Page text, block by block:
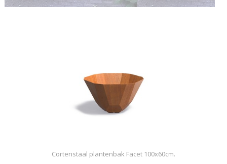
Cortenstaal plantenbak Facet 100x60cm.